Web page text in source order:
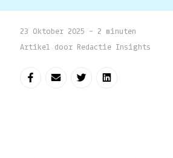
23 Oktober 2025 - 2 minuten
Artikel door Redactie Insights